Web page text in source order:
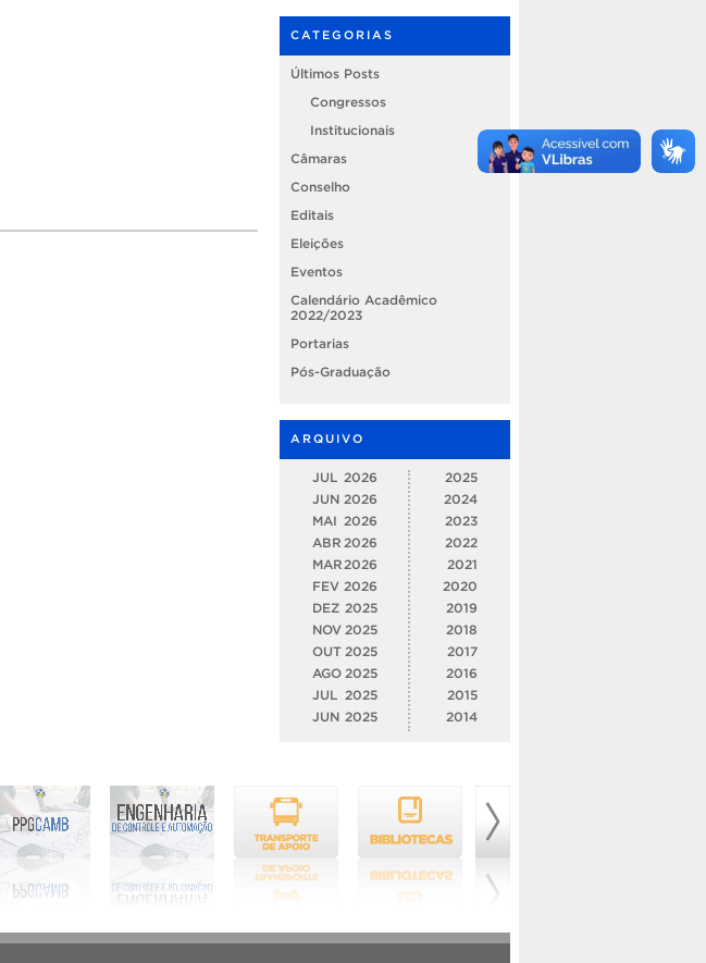
CATEGORIAS
Últimos Posts
Congressos
Institucionais
Câmaras
Conselho
Editais
Eleições
Eventos
Calendário Acadêmico
2022/2023
Portarias
Pós-Graduação
ARQUIVO
JUL 2026
JUN 2026
MAI
2026
ABR 2026
MAR 2026
FEV 2026
DEZ 2025
NOV 2025
OUT 2025
AGO 2025
JUL
2025
JUN 2025
2025
2024
2023
2022
2021
2020
2019
2018
2017
2016
2015
2014